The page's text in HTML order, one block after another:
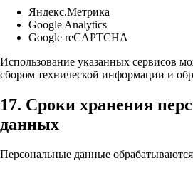
Яндекс.Метрика
Google Analytics
Google reCAPTCHA
Использование указанных сервисов
сбором технической информации и
17. Сроки хранения
данных
Персональные данные обрабатываются